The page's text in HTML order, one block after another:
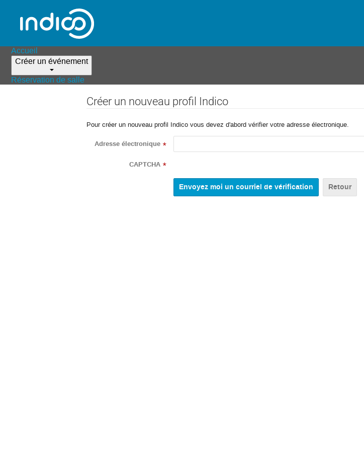
Accueil
Créer un événement
Réservation de salle
Créer un nouveau profil Indico
Pour créer un nouveau profil Indico vous devez d'abord vérifier votre adresse électronique.
Adresse électronique *
CAPTCHA *
Retour